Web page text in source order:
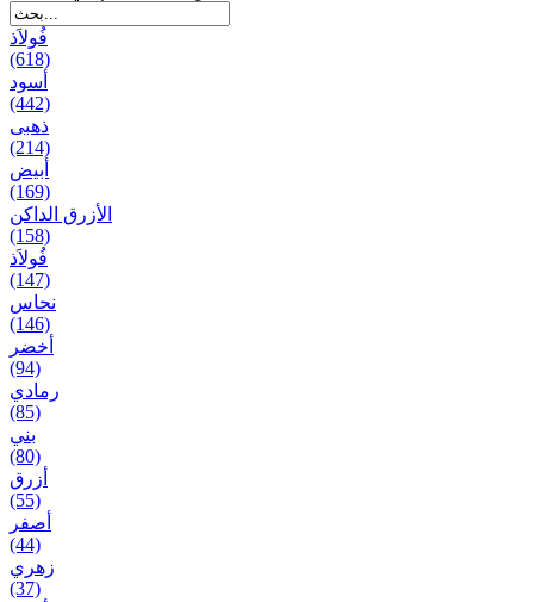
فُولاَذ
(618)
أسود
(442)
ذهبی
(214)
أبيض
(169)
الأزرق الداكن
(158)
فُولاَذ
(147)
نحاس
(146)
أخضر
(94)
رمادي
(85)
بني
(80)
أزرق
(55)
أصفر
(44)
زهري
(37)